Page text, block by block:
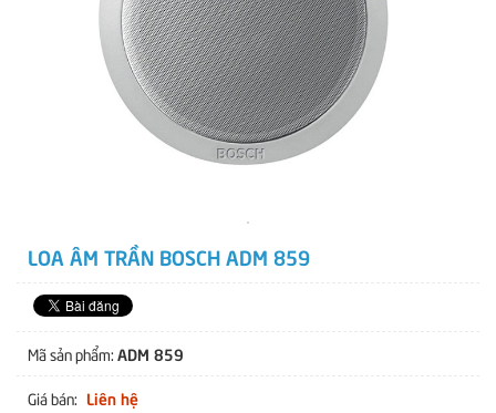
LOA ÂM TRẦN BOSCH ADM 859
Mã sản phẩm: ADM 859
Giá bán: Liên hệ